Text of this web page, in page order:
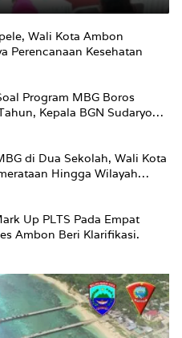
Wali Kota Ambon
Perencanaan Kesehatan
Program MBG Boros
Kepala BGN Sudaryono
di Dua Sekolah, Wali Kota
Hingga Wilayah
Up PLTS Pada Empat
Ambon Beri Klarifikasi.